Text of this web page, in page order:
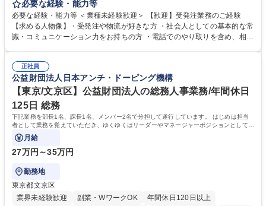
として営業サポートや書類作成、データ入力、電話対応などの業務をお任
せします。 ・受注／出荷指示／売上管理／仕入管理／在庫管理／お客様や
倉庫と電話確認など、販売に関わる事務、営業サポートをお願いします。
・入社後は商品について覚えることから始め、先輩社員OJTと共に業務を
万～・残業10H◆食品原料・健康食品の商社
必要な経験・能力等
必要な経験・能力等 ＜業種未経験歓迎＞ 【歓迎】受発注業務のご経験
【求める人物像】・受発注や物流が好きな方 ・社会人としての基本的な常
識・コミュニケーション力をお持ちの方 ・電話でのやり取りを含め、相手
演算ができる方 ・業務ルールや指示を理解し、行動できる方 学歴・資格
学歴：大学院 大学 短大 語学力： 資格：
正社員
公益財団法人日本アンチ・ドーピング機構
【東京/文京区】公益財団法人の総務人事業務/年間休日
125日 総務
下記業務を部長1名、課長1名、メンバー2名で分担して遂行しています。 はじめは担当
者として業務を覚えていただき、ゆくゆくはリーダーやマネージャーポジションとして活
躍いただくことを期待しています。
月給
27万円～35万円
勤務地
東京都文京区
業界未経験歓迎
副業・WワークOK
年間休日120日以上